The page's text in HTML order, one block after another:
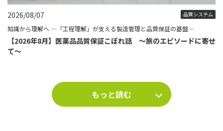
2026/08/07 品質システム
知識から理解へ ―「工程理解」が支える製造管理と品質保証の基盤―
【2026年8月】医薬品品質保証こぼれ話 ～旅のエピソードに寄せ
て～
もっと読む